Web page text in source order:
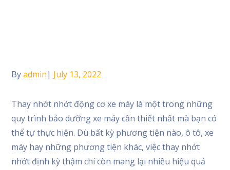
Byadmin
Posted
July 13, 2022
Thay nhớt nhớt động cơ xe máy là một trong những
quy trình bảo dưỡng xe máy cần thiết nhất mà bạn có
thể tự thực hiện. Dù bất kỳ phương tiện nào, ô tô, xe
máy hay những phương tiện khác, việc thay nhớt
nhớt định kỳ thậm chí còn mang lại nhiều hiệu quả